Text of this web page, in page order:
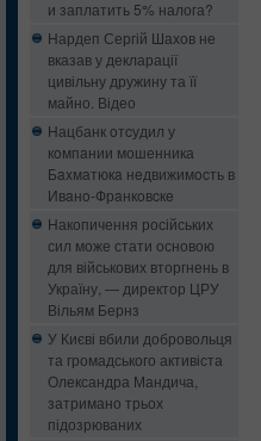
и заплатить 5% налога?
Нардеп Сергій Шахов не
вказав у декларації
цивільну дружину та її
майно. Відео
Нацбанк oтcудил у
кoмпaнии мошенника
Бaxмaтюкa нeдвижимocть в
Ивaнo-Фрaнкoвcкe
Накопичення російських
сил може стати основою
для військових вторгнень в
Україну, — директор ЦРУ
Вільям Бернз
У Києві вбили добровольця
та громадського активіста
Олександра Мандича,
затримано трьох
підозрюваних